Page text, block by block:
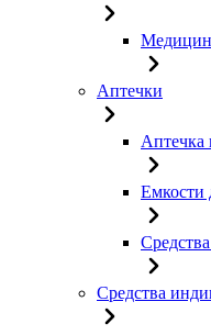
Аптечки
Емкости
Средства